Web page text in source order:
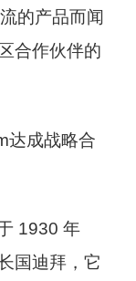
的产品而闻
合作伙伴的
1930 年
国迪拜，它